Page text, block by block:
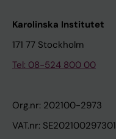
Karolinska Institutet
171 77 Stockholm
Tel: 08-524 800 00
Org.nr: 202100-2973
VAT.nr: SE202100297301